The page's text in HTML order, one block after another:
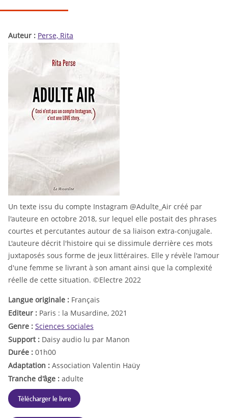
Auteur : Perse, Rita
Un texte issu du compte Instagram @Adulte_Air créé par
l'auteure en octobre 2018, sur lequel elle postait des phrases
courtes et percutantes autour de sa liaison extra-conjugale.
L'auteure décrit l'histoire qui se dissimule derrière ces mots
juxtaposés sous forme de jeux littéraires. Elle y révèle l'amour
d'une femme se livrant à son amant ainsi que la complexité
réelle de cette situation. ©Electre 2022
Langue originale : Français
Editeur : Paris : la Musardine, 2021
Genre : Sciences sociales
Support : Daisy audio lu par Manon
Durée : 01h00
Adaptation : Association Valentin Haüy
Tranche d'âge : adulte
Télécharger le livre